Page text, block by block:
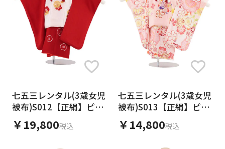
七五三レンタル(3歳女児
被布)S012【正絹】ピン
ク金コマ鞠×赤地梅
￥19,800税込
七五三レンタル(3歳女児
被布)S013【正絹】ピン
クねじり梅×桜鞠
￥14,800税込